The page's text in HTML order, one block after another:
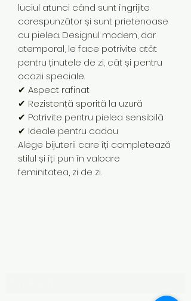
luciul atunci când sunt îngrijite
corespunzător și sunt prietenoase
cu pielea. Designul modern, dar
atemporal, le face potrivite atât
pentru ținutele de zi, cât și pentru
ocazii speciale.
✔ Aspect rafinat
✔ Rezistență sporită la uzură
✔ Potrivite pentru pielea sensibilă
✔ Ideale pentru cadou
Alege bijuterii care îți completează
stilul și îți pun în valoare
feminitatea, zi de zi.